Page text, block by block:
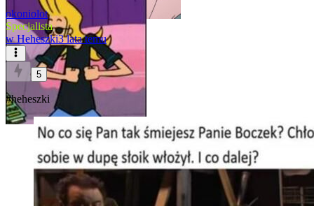
okoniolot
Specjalista
w Heheszki3 lata temu
5
#heheszki